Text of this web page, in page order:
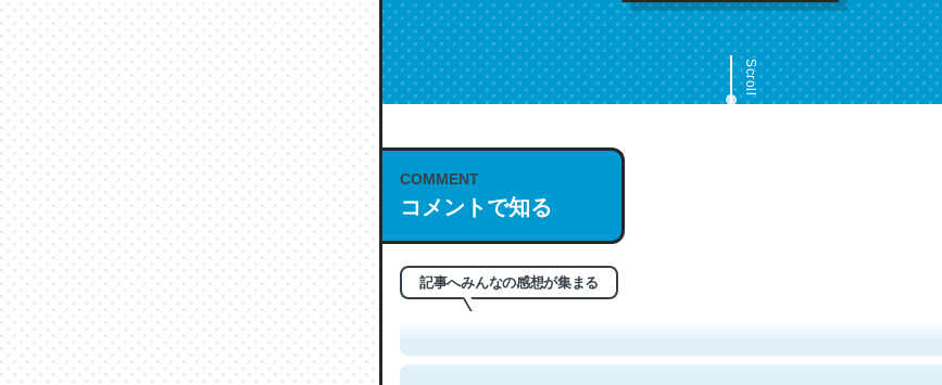
Scroll
COMMENT
コメントで知る
記事へみんなの感想が集まる
これは名文。彼はとてもクレバーなんだろうなと凄く思う。英語少しでも読
もお勧め。自分はこの流れ好き。Let’s Fucking Go. Then Covid hit. Shit.
─今のこの状況が信じられるかい？ by ラーズ・ヌートバー